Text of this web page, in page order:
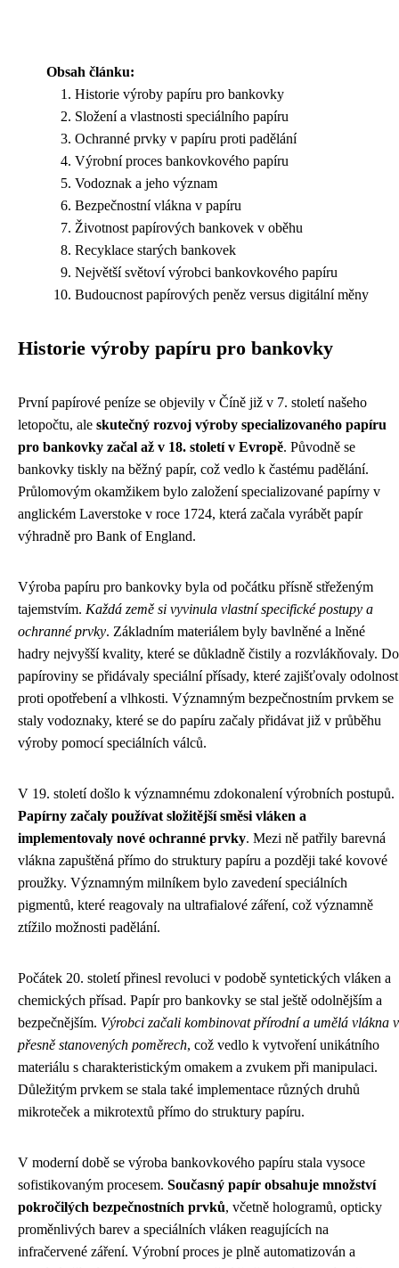
Obsah článku:
Historie výroby papíru pro bankovky
Složení a vlastnosti speciálního papíru
Ochranné prvky v papíru proti padělání
Výrobní proces bankovkového papíru
Vodoznak a jeho význam
Bezpečnostní vlákna v papíru
Životnost papírových bankovek v oběhu
Recyklace starých bankovek
Největší světoví výrobci bankovkového papíru
Budoucnost papírových peněz versus digitální měny
Historie výroby papíru pro bankovky
První papírové peníze se objevily v Číně již v 7. století našeho
letopočtu, ale skutečný rozvoj výroby specializovaného papíru
pro bankovky začal až v 18. století v Evropě. Původně se
bankovky tiskly na běžný papír, což vedlo k častému padělání.
Průlomovým okamžikem bylo založení specializované papírny v
anglickém Laverstoke v roce 1724, která začala vyrábět papír
výhradně pro Bank of England.
Výroba papíru pro bankovky byla od počátku přísně střeženým
tajemstvím. Každá země si vyvinula vlastní specifické postupy a
ochranné prvky. Základním materiálem byly bavlněné a lněné
hadry nejvyšší kvality, které se důkladně čistily a rozvlákňovaly. Do
papíroviny se přidávaly speciální přísady, které zajišťovaly odolnost
proti opotřebení a vlhkosti. Významným bezpečnostním prvkem se
staly vodoznaky, které se do papíru začaly přidávat již v průběhu
výroby pomocí speciálních válců.
V 19. století došlo k významnému zdokonalení výrobních postupů.
Papírny začaly používat složitější směsi vláken a
implementovaly nové ochranné prvky. Mezi ně patřily barevná
vlákna zapuštěná přímo do struktury papíru a později také kovové
proužky. Významným milníkem bylo zavedení speciálních
pigmentů, které reagovaly na ultrafialové záření, což významně
ztížilo možnosti padělání.
Počátek 20. století přinesl revoluci v podobě syntetických vláken a
chemických přísad. Papír pro bankovky se stal ještě odolnějším a
bezpečnějším. Výrobci začali kombinovat přírodní a umělá vlákna v
přesně stanovených poměrech, což vedlo k vytvoření unikátního
materiálu s charakteristickým omakem a zvukem při manipulaci.
Důležitým prvkem se stala také implementace různých druhů
mikroteček a mikrotextů přímo do struktury papíru.
V moderní době se výroba bankovkového papíru stala vysoce
sofistikovaným procesem. Současný papír obsahuje množství
pokročilých bezpečnostních prvků, včetně hologramů, opticky
proměnlivých barev a speciálních vláken reagujících na
infračervené záření. Výrobní proces je plně automatizován a